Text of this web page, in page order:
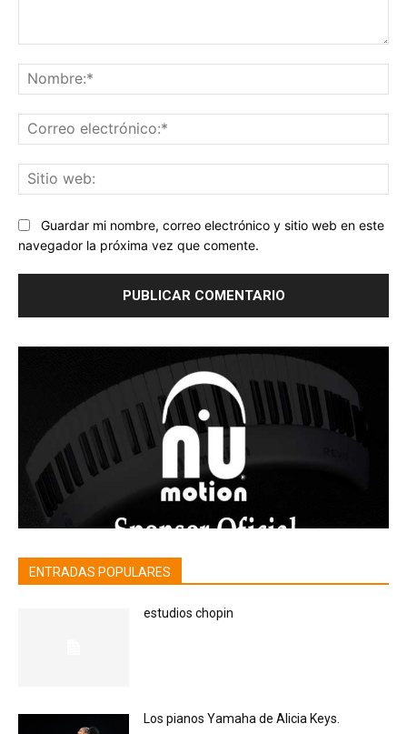
Guardar mi nombre, correo electrónico y sitio web en este
navegador la próxima vez que comente.
ENTRADAS POPULARES
estudios chopin
Los pianos Yamaha de Alicia Keys.